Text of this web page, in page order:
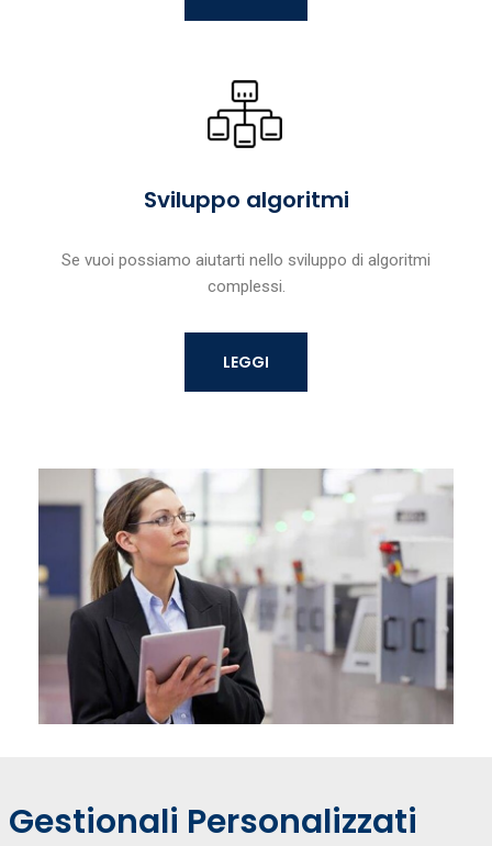
Sviluppo algoritmi
Se vuoi possiamo aiutarti nello sviluppo di algoritmi
complessi.
LEGGI
Gestionali Personalizzati